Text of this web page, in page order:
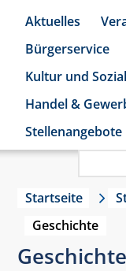
Aktuelles
Bürgerservice
Kultur und
Handel &
Stellenangebote
Startseite
Geschichte
Geschichte